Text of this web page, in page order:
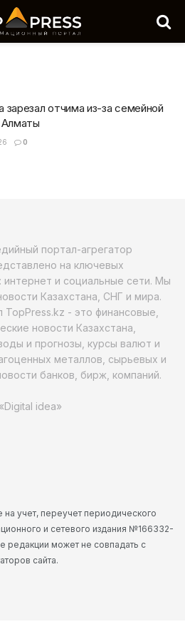
зарезал отчима из-за семейной
0
портал-агрегатор
на ключевых
интернет и социальные сети. Мы
Казахстана, СНГ и мира.
- это финансовые,
новости Казахстана,
и прогнозы, курсы валют и
металлов, сырьевых и
банков, бирж, компаний.
idea»
на учет, переучет периодического
и сетевого издания №166332-
редакции может не совпадать с
сайта.